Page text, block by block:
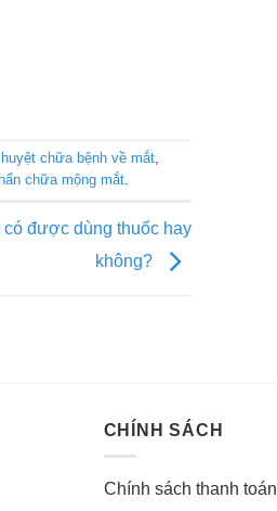
chữa bệnh về mắt,
chữa mộng mắt.
được dùng thuốc hay
không?
CHÍNH SÁCH
Chính sách thanh toán